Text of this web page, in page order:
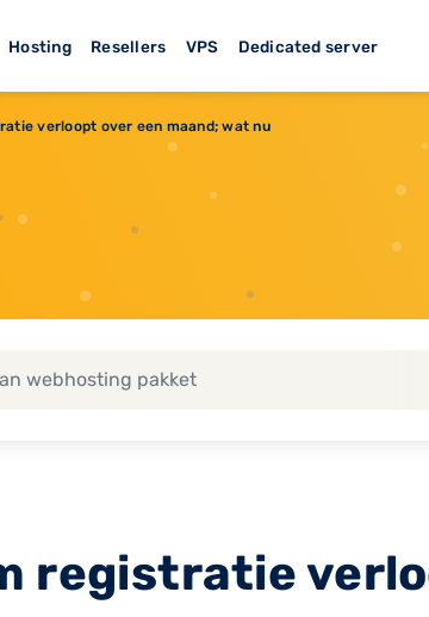
Hosting Resellers VPS Dedicated server
verloopt over een maand; wat nu
registratie